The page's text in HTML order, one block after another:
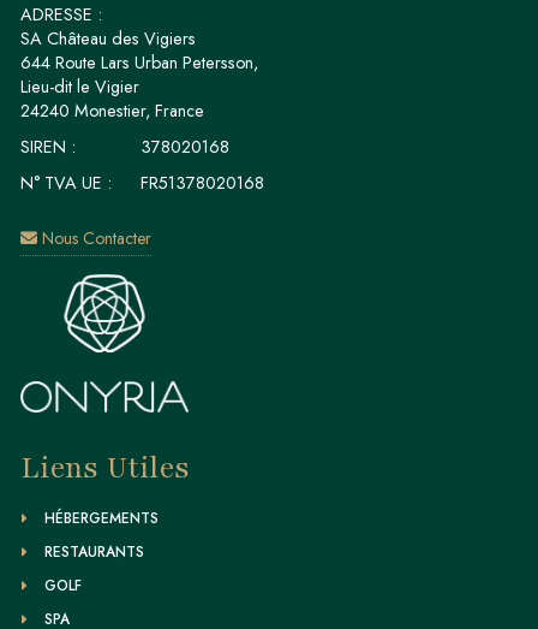
ADRESSE :
SA Château des Vigiers
644 Route Lars Urban Petersson,
Lieu-dit le Vigier
24240 Monestier, France
SIREN :
378020168
N° TVA UE :
FR51378020168
Nous Contacter
Liens Utiles
HÉBERGEMENTS
RESTAURANTS
GOLF
SPA